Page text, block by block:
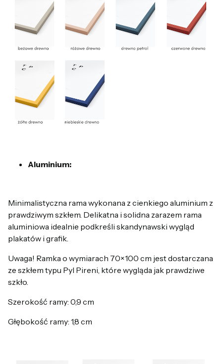
Aluminium:
Minimalistyczna rama wykonana z cienkiego aluminium z
prawdziwym szkłem. Delikatna i solidna zarazem rama
aluminiowa idealnie podkreśli skandynawski wygląd
plakatów i grafik.
Uwaga! Ramka o wymiarach 70×100 cm jest dostarczana
ze szkłem typu Pyl Pireni, które wygląda jak prawdziwe
szkło.
Szerokość ramy: 0,9 cm
Głębokość ramy: 1,8 cm